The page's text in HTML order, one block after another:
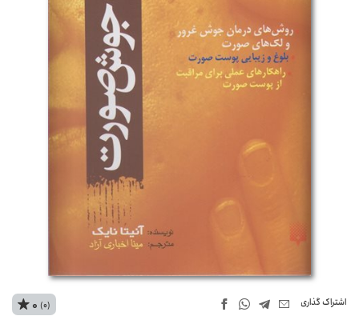
اشتراک‌ گذاری 0 (0)